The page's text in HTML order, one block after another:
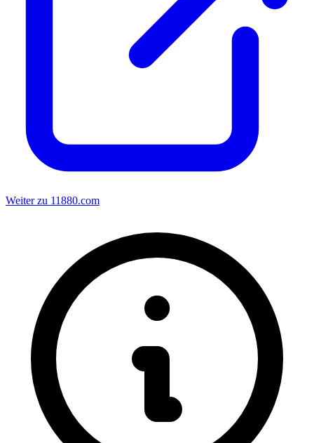
Weiter zu 11880.com